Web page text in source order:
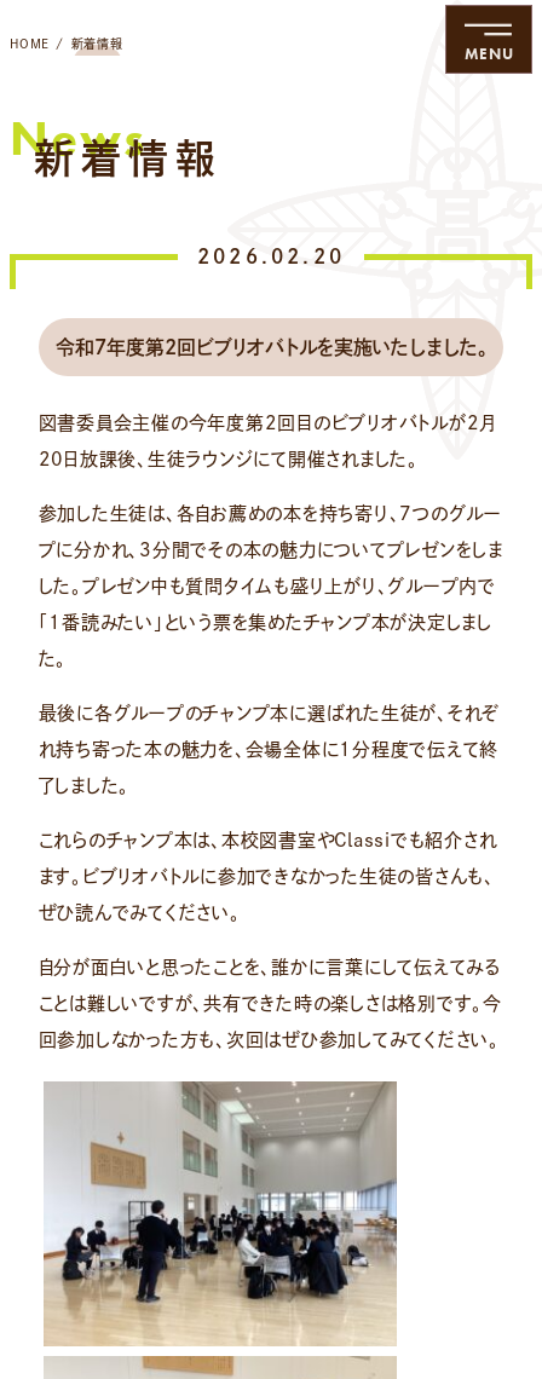
MENU
HOME 新着情報
新着情報
News
2026.02.20
令和7年度第2回ビブリオバトルを実施いたしました。
図書委員会主催の今年度第2回目のビブリオバトルが2月
20日放課後、生徒ラウンジにて開催されました。
参加した生徒は、各自お薦めの本を持ち寄り、7つのグルー
プに分かれ、3分間でその本の魅力についてプレゼンをしま
した。プレゼン中も質問タイムも盛り上がり、グループ内で
「1番読みたい」という票を集めたチャンプ本が決定しまし
た。
最後に各グループのチャンプ本に選ばれた生徒が、それぞ
れ持ち寄った本の魅力を、会場全体に1分程度で伝えて終
了しました。
これらのチャンプ本は、本校図書室やClassiでも紹介され
ます。ビブリオバトルに参加できなかった生徒の皆さんも、
ぜひ読んでみてください。
自分が面白いと思ったことを、誰かに言葉にして伝えてみる
ことは難しいですが、共有できた時の楽しさは格別です。今
回参加しなかった方も、次回はぜひ参加してみてください。